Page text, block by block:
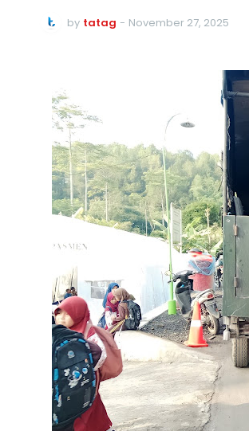
by tatag - November 27, 2025